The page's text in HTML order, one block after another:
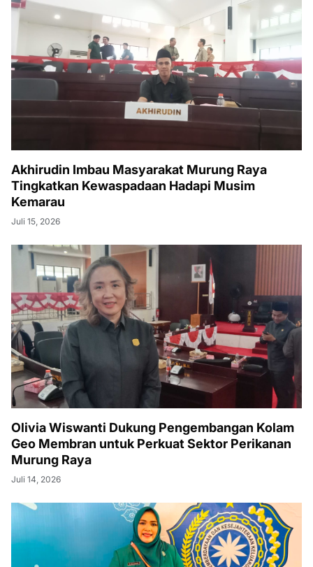
Akhirudin Imbau Masyarakat Murung Raya
Tingkatkan Kewaspadaan Hadapi Musim
Kemarau
Juli 15, 2026
Olivia Wiswanti Dukung Pengembangan Kolam
Geo Membran untuk Perkuat Sektor Perikanan
Murung Raya
Juli 14, 2026